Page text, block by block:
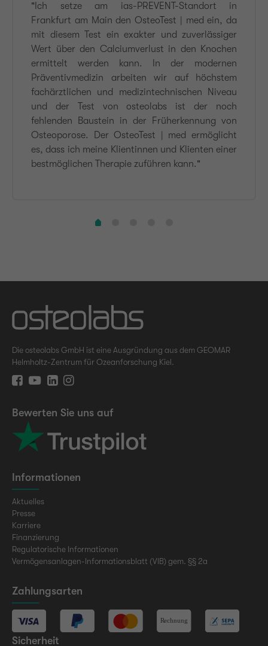
"Ich setze am ias-PREVENT-Standort in
Frankfurt am Main den OsteoTest | med ein, da
mit diesem Test ein exakter und zuverlässiger
Wert über den Calciumverlust in den Knochen
ermittelt werden kann. In der modernen
Präventivmedizin arbeiten wir auf höchstem
fachärztlichen und medizintechnischen Niveau
und der Test von osteolabs ist der noch
fehlenden Baustein in der Früherkennung von
Osteoporose. Der OsteoTest | med ermöglicht
es, dass ich meine Klientinnen und Klienten einer
bestmöglichen Therapie zuführen kann."
Die osteolabs GmbH ist eine Ausgründung aus dem GEOMAR
Helmholtz-Zentrum für Ozeanforschung Kiel.
Bewerten Sie uns auf
Informationen
Aktuelles
Presse
Karriere
Finanzierung
Regulatorische Informationen
Vermögensanlagen-Informationsblatt (VIB) gem. §§ 2a
Zahlungsarten
Sicherheit